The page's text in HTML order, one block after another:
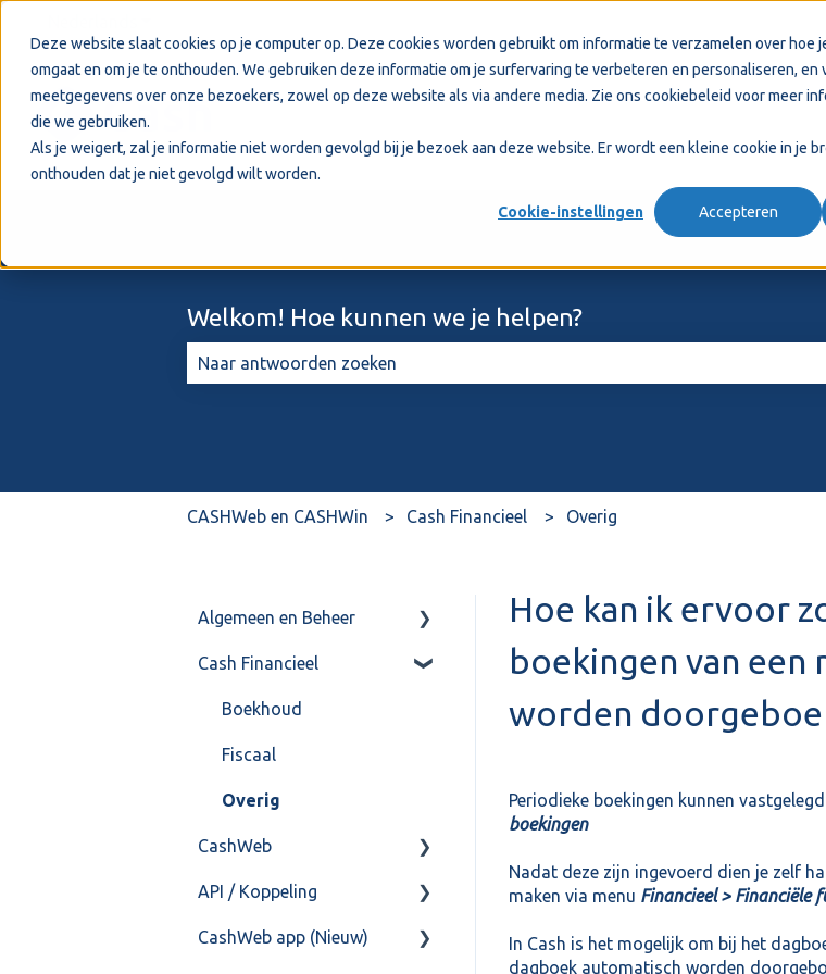
Deze website slaat cookies op je computer op. Deze cookies worden gebruikt om informatie te verzamelen over hoe
omgaat en om je te onthouden. We gebruiken deze informatie om je surfervaring te verbeteren en personaliseren, en
meetgegevens over onze bezoekers, zowel op deze website als via andere media. Zie ons cookiebeleid voor meer
die we gebruiken.
Als je weigert, zal je informatie niet worden gevolgd bij je bezoek aan deze website. Er wordt een kleine cookie in je
onthouden dat je niet gevolgd wilt worden.
Cookie-instellingen Accepteren
Welkom! Hoe kunnen we je helpen?
CASHWeb en CASHWin Cash Financieel Overig
Hoe kan ik ervoor
boekingen van
worden
Periodieke boekingen kunnen
boekingen
Nadat deze zijn ingevoerd dien je zelf
maken via menu Financieel > Financiële
In Cash is het mogelijk om bij het
dagboek automatisch worden
Algemeen en Beheer
Bank(koppeling)
Import/Export
Postbus
Training & Consultancy
Overig
Cash Financieel
Boekhoud
Fiscaal
Overig
CashWeb
CashHero Layout
Mailen vanuit CASHWeb
API / Koppeling
Algemeen
CashWeb app (Nieuw)